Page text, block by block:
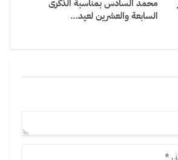
محمد السادس بمناسبة الذكرى
السابعة والعشرين لعيد…